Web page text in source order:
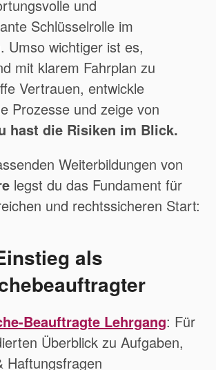
und
Schlüsselrolle im
Umso wichtiger ist es,
mit klarem Fahrplan zu
Vertrauen, entwickle
Prozesse und zeige von
hast die Risiken im Blick.
Weiterbildungen von
legst du das Fundament für
und rechtssicheren Start:
als
Beauftragte Lehrgang: Für
Überblick zu Aufgaben,
Haftungsfragen